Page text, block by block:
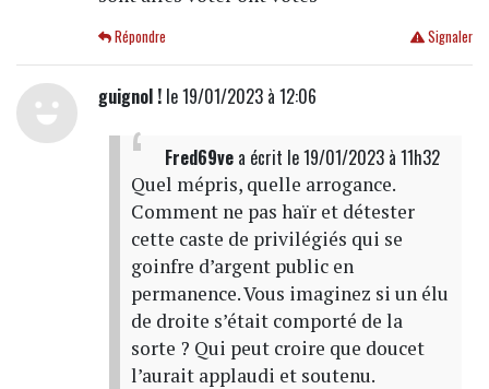
Signaler
Répondre
guignol !le 19/01/2023 à 12:06
Fred69vea écrit le 19/01/2023 à 11h32
Quel mépris, quelle arrogance.
Comment ne pas haïr et détester
cette caste de privilégiés qui se
goinfre d’argent public en
permanence. Vous imaginez si un élu
de droite s’était comporté de la
sorte ? Qui peut croire que doucet
l’aurait applaudi et soutenu.